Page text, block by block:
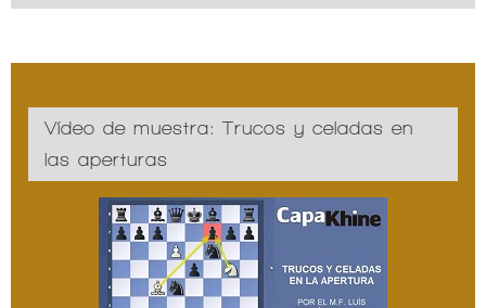
Vídeo de muestra: Trucos y celadas en
las aperturas